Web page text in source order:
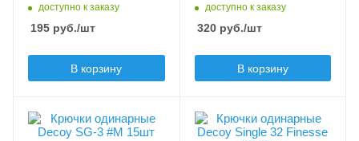
доступно к заказу
195 руб./шт
В корзину
доступно к заказу
320руб./шт
В корзину
Модель крючков
Decoy SG-3
Модель крючков
Decoy Single 32